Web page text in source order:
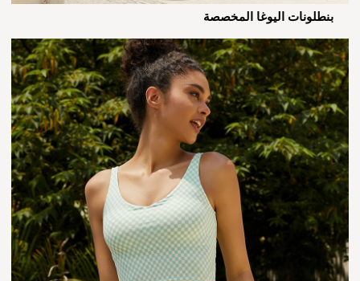
بنطلونات اليوغا المخصصة